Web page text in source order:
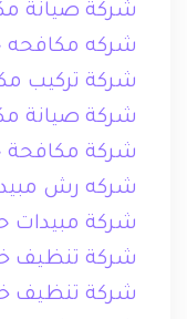
شركة صيانة
شركه مكافحه
شركة تركيب
شركة صيانة
شركة
شركه رش
شركة مبيدات
شركة تنظيف
شركة تنظيف